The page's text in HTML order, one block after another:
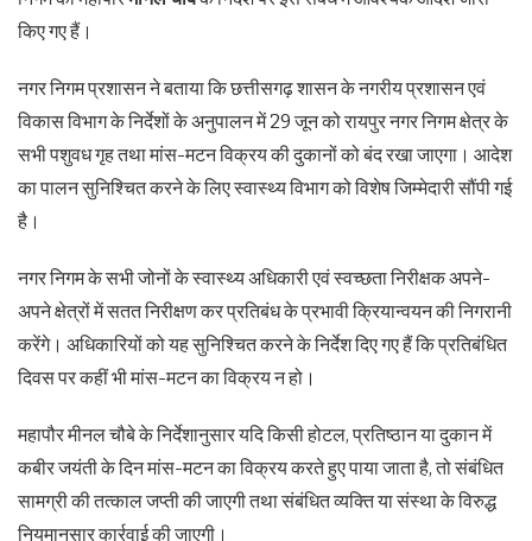
किए गए हैं।
नगर निगम प्रशासन ने बताया कि छत्तीसगढ़ शासन के नगरीय प्रशासन एवं
विकास विभाग के निर्देशों के अनुपालन में 29 जून को रायपुर नगर निगम क्षेत्र के
सभी पशुवध गृह तथा मांस-मटन विक्रय की दुकानों को बंद रखा जाएगा। आदेश
का पालन सुनिश्चित करने के लिए स्वास्थ्य विभाग को विशेष जिम्मेदारी सौंपी गई
है।
नगर निगम के सभी जोनों के स्वास्थ्य अधिकारी एवं स्वच्छता निरीक्षक अपने-
अपने क्षेत्रों में सतत निरीक्षण कर प्रतिबंध के प्रभावी क्रियान्वयन की निगरानी
करेंगे। अधिकारियों को यह सुनिश्चित करने के निर्देश दिए गए हैं कि प्रतिबंधित
दिवस पर कहीं भी मांस-मटन का विक्रय न हो।
महापौर मीनल चौबे के निर्देशानुसार यदि किसी होटल, प्रतिष्ठान या दुकान में
कबीर जयंती के दिन मांस-मटन का विक्रय करते हुए पाया जाता है, तो संबंधित
सामग्री की तत्काल जप्ती की जाएगी तथा संबंधित व्यक्ति या संस्था के विरुद्ध
नियमानुसार कार्रवाई की जाएगी।